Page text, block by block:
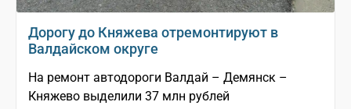
Дорогу до Княжева отремонтируют в
Валдайском округе
На ремонт автодороги Валдай – Демянск –
Княжево выделили 37 млн рублей